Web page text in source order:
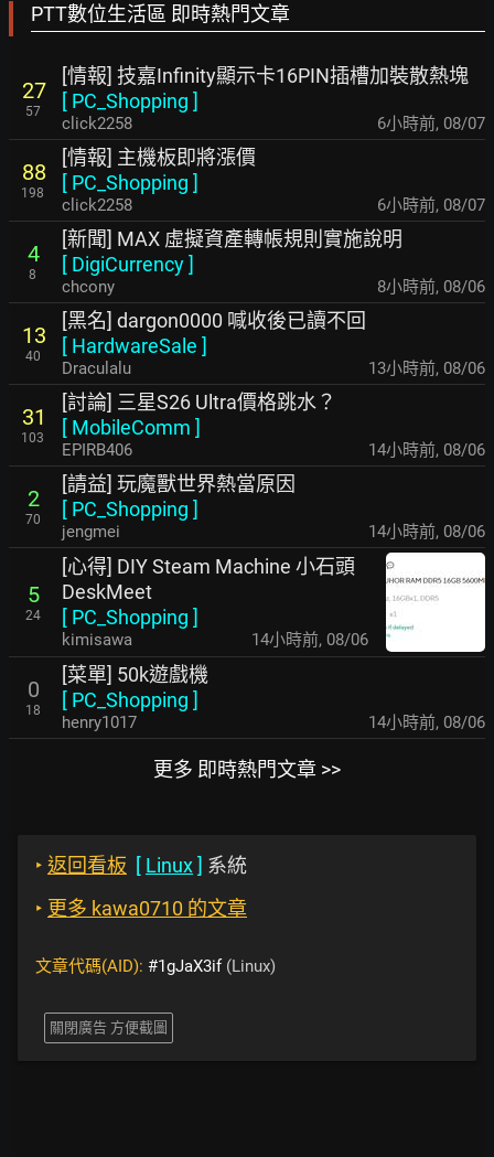
PTT數位生活區 即時熱門文章
27
57
[情報] 技嘉Infinity顯示卡16PIN插槽加裝散熱塊
[ PC_Shopping ]
click2258 6小時前, 08/07
88
198
[情報] 主機板即將漲價
[ PC_Shopping ]
click2258 6小時前, 08/07
4
8
[新聞] MAX 虛擬資產轉帳規則實施說明
[ DigiCurrency]
chcony 8小時前, 08/06
13
40
[黑名] dargon0000 喊收後已讀不回
[ HardwareSale ]
Draculalu 13小時前, 08/06
31
103
[討論] 三星S26 Ultra價格跳水？
[ MobileComm ]
EPIRB406 14小時前, 08/06
2
70
[請益] 玩魔獸世界熱當原因
[ PC_Shopping ]
jengmei 14小時前, 08/06
5
24
[心得] DIY Steam Machine 小石頭
DeskMeet
[ PC_Shopping ]
kimisawa 14小時前, 08/06
0
18
[菜單] 50k遊戲機
[ PC_Shopping ]
henry1017 14小時前, 08/06
更多 即時熱門文章 >>
‣ 返回看板 [ Linux] 系統
‣ 更多 kawa0710 的文章
文章代碼(AID): #1gJaX3if(Linux)
關閉廣告 方便截圖